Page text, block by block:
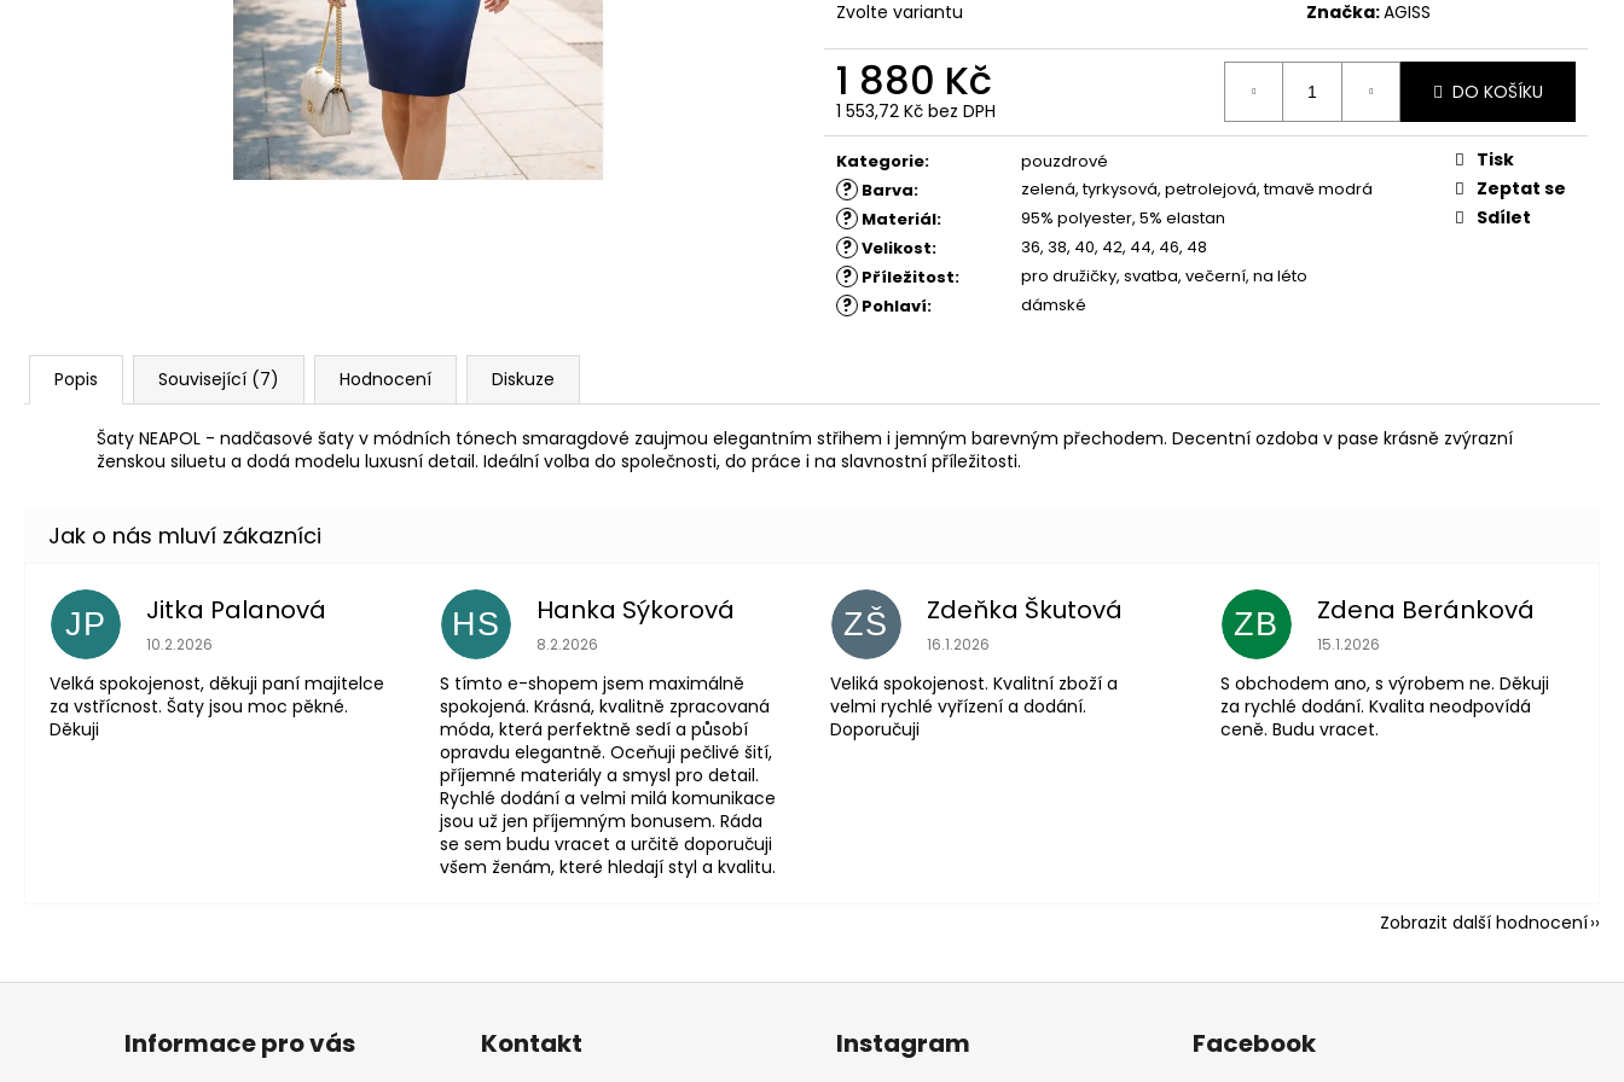
Zvolte variantu Značka:AGISS
1 880 Kč
1 553,72 Kč bez DPH
Měrná
cena:
DO KOŠÍKU
Kategorie: pouzdrové
? Barva: zelená, tyrkysová, petrolejová, tmavě modrá
? Materiál: 95% polyester, 5% elastan
? Velikost: 36, 38, 40, 42, 44, 46, 48
? Příležitost: pro družičky, svatba, večerní, na léto
? Pohlaví: dámské
Tisk
Zeptat se
Sdílet
Popis Související (7) Hodnocení Diskuze
Šaty NEAPOL - nadčasové šaty v módních tónech smaragdové zaujmou elegantním střihem i jemným barevným přechodem. Decentní ozdoba v pase krásně zvýrazní
ženskou siluetu a dodá modelu luxusní detail. Ideální volba do společnosti, do práce i na slavnostní příležitosti.
JP Jitka Palanová
Hodnocení obchodu je 5 z 5 hvězdiček.
10.2.2026
Velká spokojenost, děkuji paní majitelce
za vstřícnost. Šaty jsou moc pěkné.
Děkuji
HS Hanka Sýkorová
Hodnocení obchodu je 5 z 5 hvězdiček.
8.2.2026
S tímto e-shopem jsem maximálně
spokojená. Krásná, kvalitně zpracovaná
móda, která perfektně sedí a působí
opravdu elegantně. Oceňuji pečlivé šití,
příjemné materiály a smysl pro detail.
Rychlé dodání a velmi milá komunikace
jsou už jen příjemným bonusem. Ráda
se sem budu vracet a určitě doporučuji
všem ženám, které hledají styl a kvalitu.
ZŠ Zdeňka Škutová
Hodnocení obchodu je 5 z 5 hvězdiček.
16.1.2026
Veliká spokojenost. Kvalitní zboží a
velmi rychlé vyřízení a dodání.
Doporučuji
ZB Zdena Beránková
Hodnocení obchodu je 1 z 5
15.1.2026
S obchodem ano, s výrobem ne. Děkuji
za rychlé dodání. Kvalita neodpovídá
ceně. Budu vracet.
Zobrazit další hodnocení
ŠATY AGATA - ÚPLETOVÉ ŠATY
ŠATY KESY
1 260 Kč
Původně:
ŠATY KLARIS - MODRÉ S 3/4 RUKÁVEM
Původně:1 880 Kč
Z
Informace pro vás Kontakt Instagram Facebook